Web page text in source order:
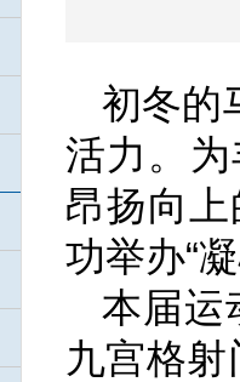
初冬的
活力。
昂扬向
功举办“
本届运
九宫格射